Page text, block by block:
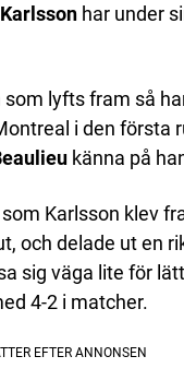
har under
lyfts fram så
i den första
känna på
Karlsson klev
och delade ut en
sig väga lite för
4-2 i matcher.